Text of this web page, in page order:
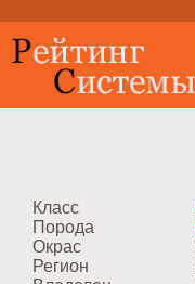
Класс
Порода
Окрас
Регион